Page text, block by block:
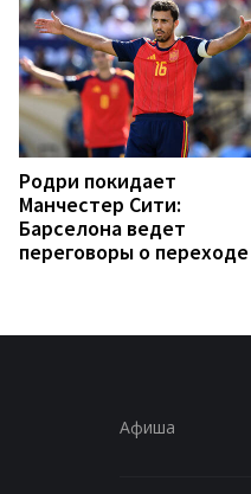
Родри покидает
Манчестер Сити:
Барселона ведет
переговоры о переходе
Афиша